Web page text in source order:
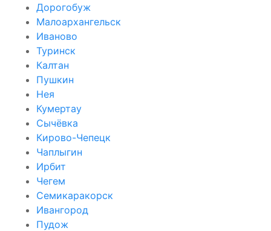
Дорогобуж
Малоархангельск
Иваново
Туринск
Калтан
Пушкин
Нея
Кумертау
Сычёвка
Кирово-Чепецк
Чаплыгин
Ирбит
Чегем
Семикаракорск
Ивангород
Пудож